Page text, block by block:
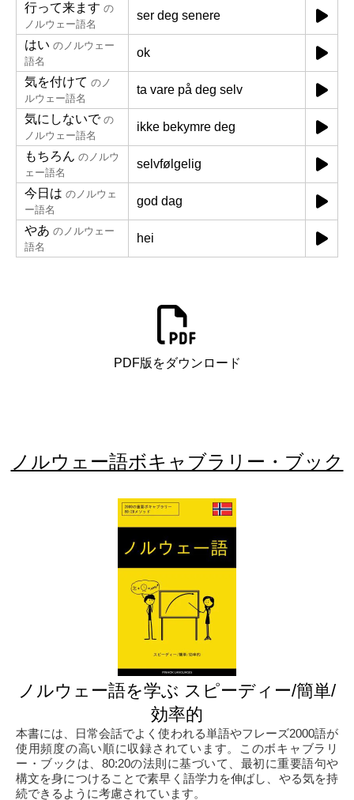
行って来ます の
ノルウェー語名
ser deg senere
はい のノルウェー
語名
ok
気を付けて のノ
ルウェー語名
ta vare på deg selv
気にしないで の
ノルウェー語名
ikke bekymre deg
もちろん のノルウ
ェー語名
selvfølgelig
今日は のノルウェ
ー語名
god dag
やあ のノルウェー
語名
hei
PDF版をダウンロード
ノルウェー語ボキャブラリー・ブック
ノルウェー語を学ぶ スピーディー/簡単/
効率的
本書には、日常会話でよく使われる単語やフレーズ2000語が
使用頻度の高い順に収録されています。このボキャブラリ
ー・ブックは、80:20の法則に基づいて、最初に重要語句や
構文を身につけることで素早く語学力を伸ばし、やる気を持
続できるように考慮されています。